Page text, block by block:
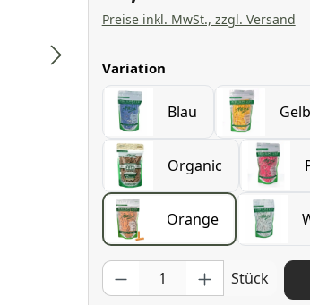
Preise inkl. MwSt., zzgl. Versand
Variationauswählen
Blau Gelb
Organic
Orange
Produkt Anzahl: Gib denStück